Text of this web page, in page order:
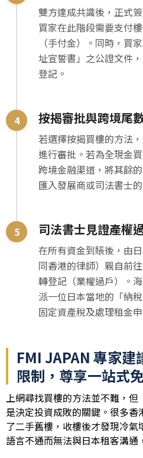
雙方達成共識後，正式
買家在此階段需要支付
（手付金）。同時，買
址宣誓書」之公證文件
登記。
按揭審批與跨境尾
若選擇按揭買樓的方法
進行審批。若為全現金
跨境金融渠道，將其餘
匯入發展商或司法書士
司法書士見證產權
在所有資金到賬後，由
同香港的律師）親自前
轉登記（業權過戶）。
派一位日本當地的「納
固定資產稅及處理租金申
FMI JAPAN 專家
限制，尊享一站式
上網尋找買樓的方法並不難，
是決定投資成敗的關鍵。很多香
了二手舊樓，收樓後才發現冷
語言不通而無法與日本租客溝通